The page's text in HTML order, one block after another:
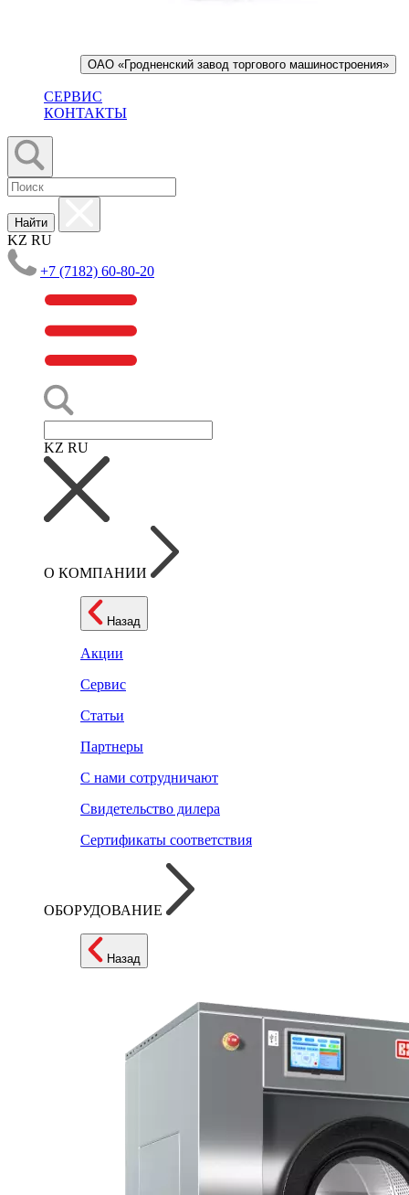
ОАО «Гродненский завод торгового машиностроения»
СЕРВИС
КОНТАКТЫ
Найти
KZ RU
+7 (7182) 60-80-20
KZ RU
О КОМПАНИИ
Назад
Акции
Сервис
Статьи
Партнеры
С нами сотрудничают
Свидетельство дилера
Сертификаты соответствия
ОБОРУДОВАНИЕ
Назад